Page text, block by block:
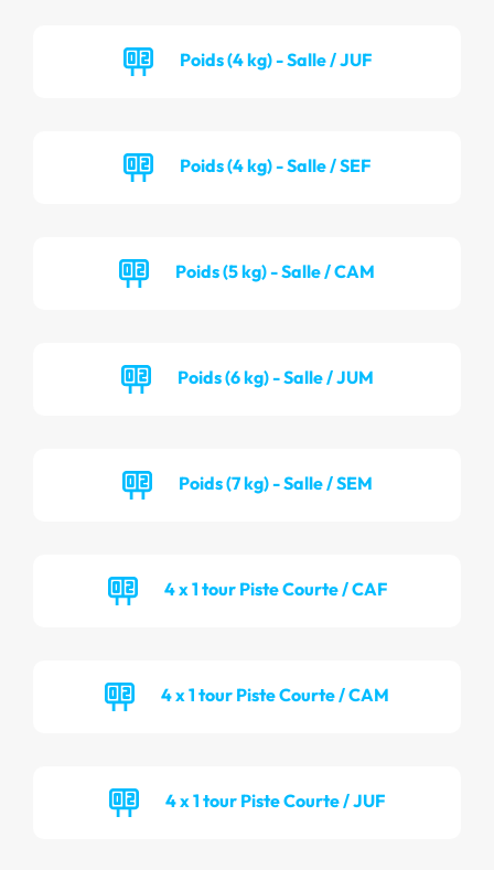
Poids (4 kg) - Salle / JUF
Poids (4 kg) - Salle / SEF
Poids (5 kg) - Salle / CAM
Poids (6 kg) - Salle / JUM
Poids (7 kg) - Salle / SEM
4 x 1 tour Piste Courte / CAF
4 x 1 tour Piste Courte / CAM
4 x 1 tour Piste Courte / JUF